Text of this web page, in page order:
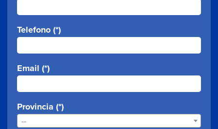
Telefono (*)
Email (*)
Provincia (*)
--